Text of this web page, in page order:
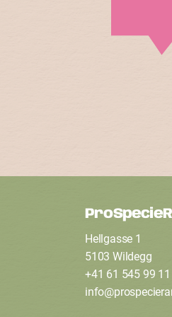
F
o
o
Hellgasse 1
5103 Wildegg
+41 61 545 99 11
info@